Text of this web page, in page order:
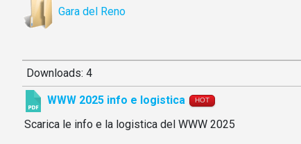
Gara del Reno
Downloads: 4
WWW 2025 info e logistica HOT
Scarica le info e la logistica del WWW 2025